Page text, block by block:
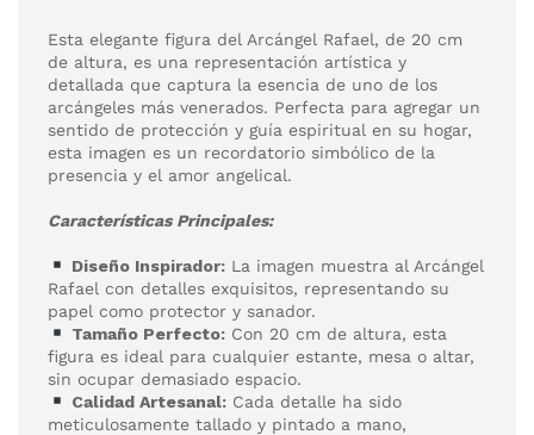
Esta elegante figura del Arcángel Rafael, de 20 cm
de altura, es una representación artística y
detallada que captura la esencia de uno de los
arcángeles más venerados. Perfecta para agregar un
sentido de protección y guía espiritual en su hogar,
esta imagen es un recordatorio simbólico de la
presencia y el amor angelical.
Características Principales:
Diseño Inspirador:La imagen muestra al Arcángel
Rafael con detalles exquisitos, representando su
papel como protector y sanador.
Tamaño Perfecto:Con 20 cm de altura, esta
figura es ideal para cualquier estante, mesa o altar,
sin ocupar demasiado espacio.
Calidad Artesanal:Cada detalle ha sido
meticulosamente tallado y pintado a mano,